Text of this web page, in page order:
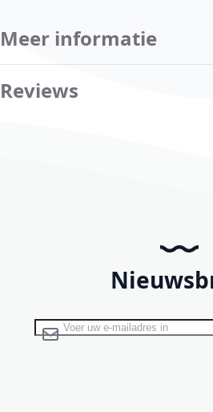
Meer informatie
Reviews
Abonneer u op onze